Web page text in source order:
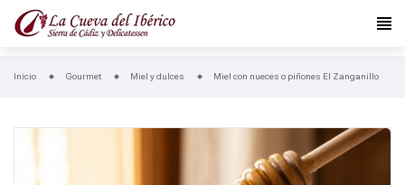
Inicio Gourmet Miel y dulces Miel con nueces o piñones El Zanganillo